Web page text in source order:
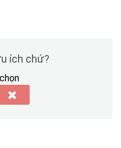
ích chứ?